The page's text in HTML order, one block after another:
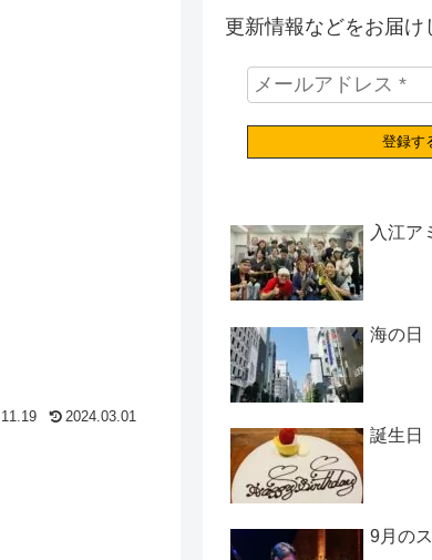
2024.03.01
更新情報などをお届け
入江ア
海の日
誕生日
9月の